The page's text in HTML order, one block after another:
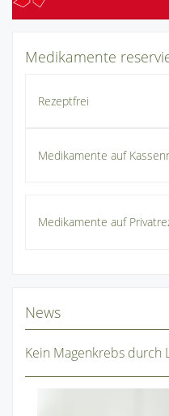
Medikamente
Rezeptfrei
Medikamente auf
Medikamente auf
News
Kein Magenkrebs durch